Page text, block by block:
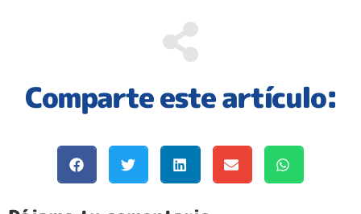
Comparte este artículo: